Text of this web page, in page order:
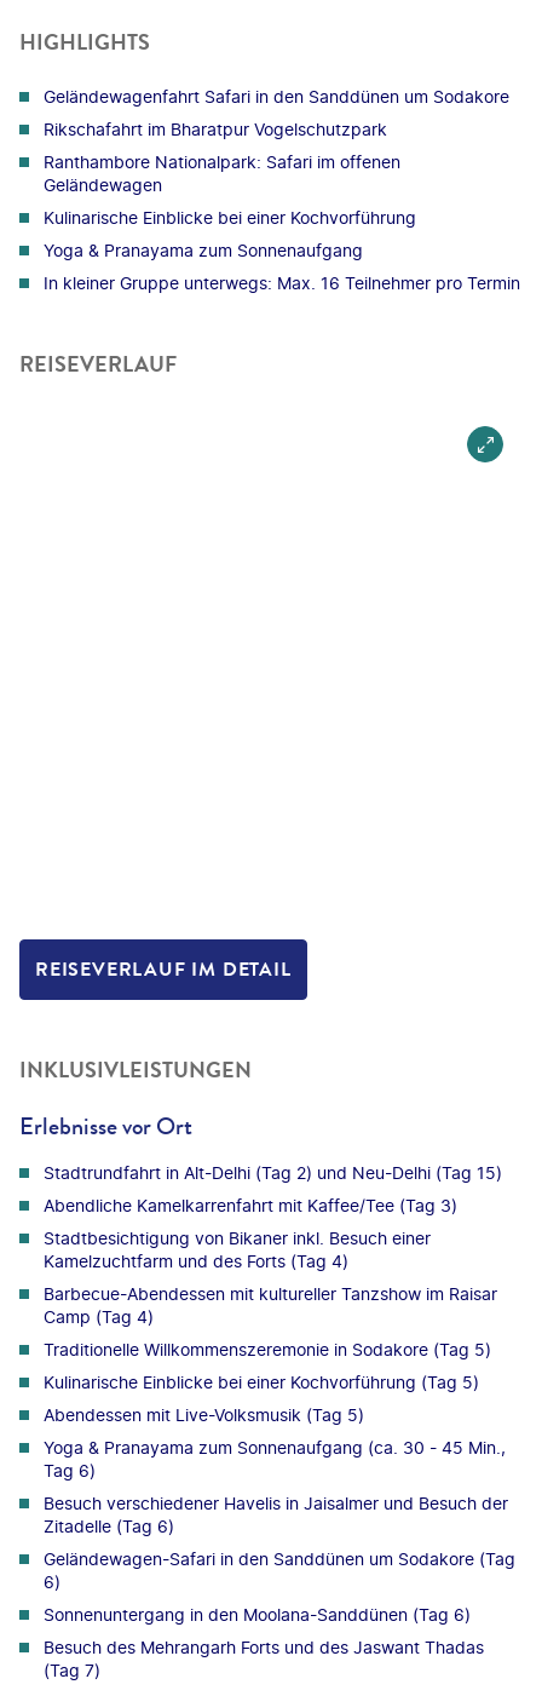
HIGHLIGHTS
Geländewagenfahrt Safari in den Sanddünen um Sodakore
Rikschafahrt im Bharatpur Vogelschutzpark
Ranthambore Nationalpark: Safari im offenen
Geländewagen
Kulinarische Einblicke bei einer Kochvorführung
Yoga & Pranayama zum Sonnenaufgang
In kleiner Gruppe unterwegs: Max. 16 Teilnehmer pro Termin
REISEVERLAUF
REISEVERLAUF IM DETAIL
INKLUSIVLEISTUNGEN
Erlebnisse vor Ort
Stadtrundfahrt in Alt-Delhi (Tag 2) und Neu-Delhi (Tag 15)
Abendliche Kamelkarrenfahrt mit Kaffee/Tee (Tag 3)
Stadtbesichtigung von Bikaner inkl. Besuch einer
Kamelzuchtfarm und des Forts (Tag 4)
Barbecue-Abendessen mit kultureller Tanzshow im Raisar
Camp (Tag 4)
Traditionelle Willkommenszeremonie in Sodakore (Tag 5)
Kulinarische Einblicke bei einer Kochvorführung (Tag 5)
Abendessen mit Live-Volksmusik (Tag 5)
Yoga & Pranayama zum Sonnenaufgang (ca. 30 - 45 Min.,
Tag 6)
Besuch verschiedener Havelis in Jaisalmer und Besuch der
Zitadelle (Tag 6)
Geländewagen-Safari in den Sanddünen um Sodakore (Tag
6)
Sonnenuntergang in den Moolana-Sanddünen (Tag 6)
Besuch des Mehrangarh Forts und des Jaswant Thadas
(Tag 7)